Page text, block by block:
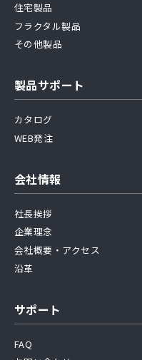
住宅製品
フラクタル製品
その他製品
製品サポート
カタログ
WEB発注
会社情報
社長挨拶
企業理念
会社概要・アクセス
沿革
サポート
FAQ